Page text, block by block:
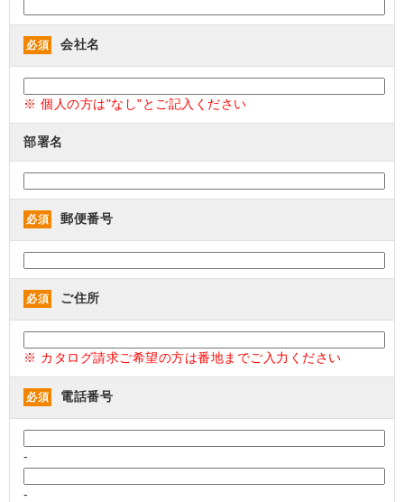
必須 会社名
※ 個人の方は"なし"とご記入ください
部署名
必須 郵便番号
必須 ご住所
※ カタログ請求ご希望の方は番地までご入力ください
必須 電話番号
-
-